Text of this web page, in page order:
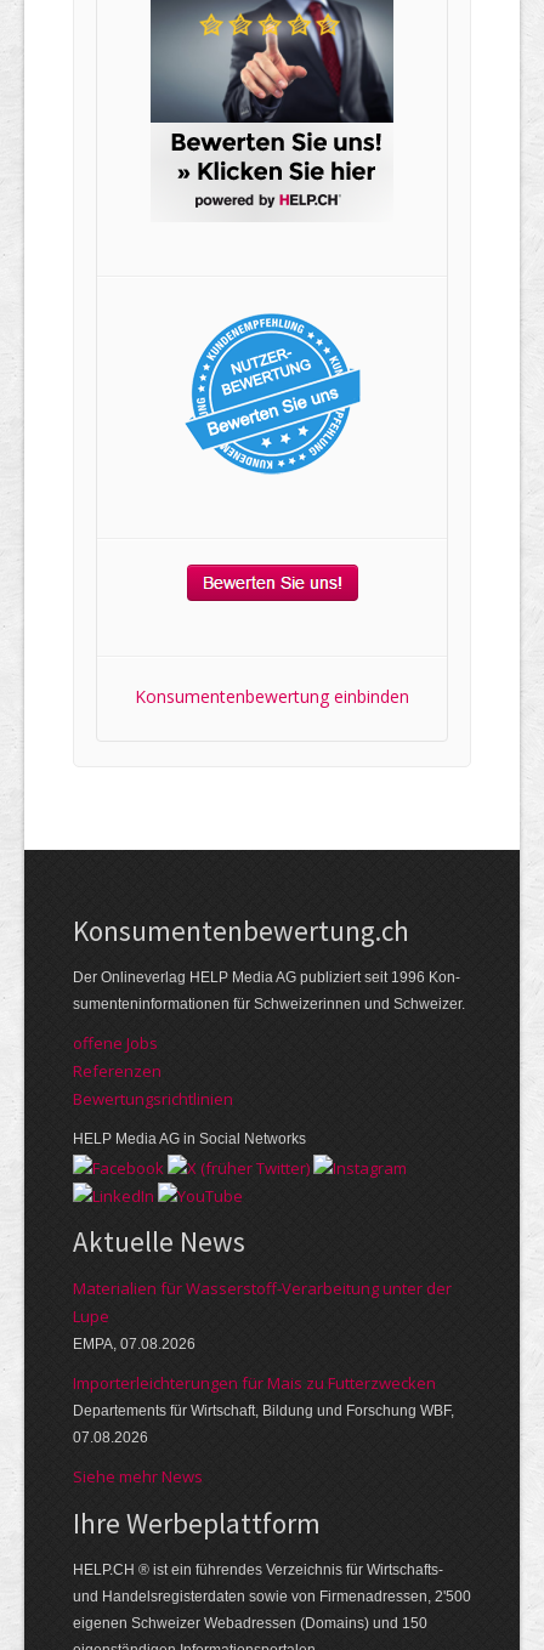
Konsumentenbewertung einbinden
Kon­su­menten­be­wer­tung.ch
Der Online­verlag HELP Media AG publi­ziert seit 1996 Kon­
su­menten­infor­mationen für Schwei­zerinnen und Schweizer.
offene Jobs
Referenzen
Bewer­tungs­richt­linien
HELP Media AG in Social Networks
Aktuelle News
Materialien für Wasserstoff-Verarbeitung unter der
Lupe
EMPA, 07.08.2026
Importerleichterungen für Mais zu Futterzwecken
Departements für Wirtschaft, Bildung und Forschung WBF,
07.08.2026
Siehe mehr News
Ihre Werbe­platt­form
HELP.CH ® ist ein führendes Ver­zeich­nis für Wirt­schafts-
und Handels­register­daten so­wie von Firmen­adressen, 2'500
eige­nen Schweizer Web­adressen (Domains) und 150